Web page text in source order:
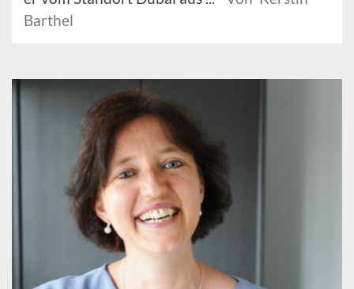
Barthel